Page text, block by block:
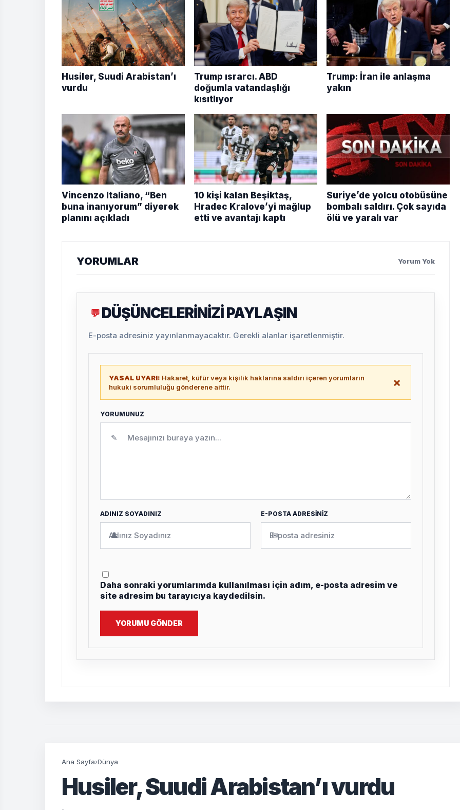
Husiler, Suudi Arabistan’ı
vurdu
Trump ısrarcı. ABD
doğumla vatandaşlığı
kısıtlıyor
Trump: İran ile anlaşma
yakın
Vincenzo Italiano, “Ben
buna inanıyorum” diyerek
planını açıkladı
10 kişi kalan Beşiktaş,
Hradec Kralove’yi mağlup
etti ve avantajı kaptı
Suriye’de yolcu otobüsüne
bombalı saldırı. Çok sayıda
ölü ve yaralı var
YORUMLAR Yorum Yok
💬 DÜŞÜNCELERİNİZİ PAYLAŞIN
E-posta adresiniz yayınlanmayacaktır. Gerekli alanlar işaretlenmiştir.
YASAL UYARI: Hakaret, küfür veya kişilik haklarına saldırı içeren yorumların
hukuki sorumluluğu gönderene aittir.
×
YORUMUNUZ
✎
ADINIZ SOYADINIZ
👤
E-POSTA ADRESİNİZ
✉
Daha sonraki yorumlarımda kullanılması için adım, e-posta adresim ve
site adresim bu tarayıcıya kaydedilsin.
YORUMU GÖNDER
Ana Sayfa›Dünya
Husiler, Suudi Arabistan’ı vurdu